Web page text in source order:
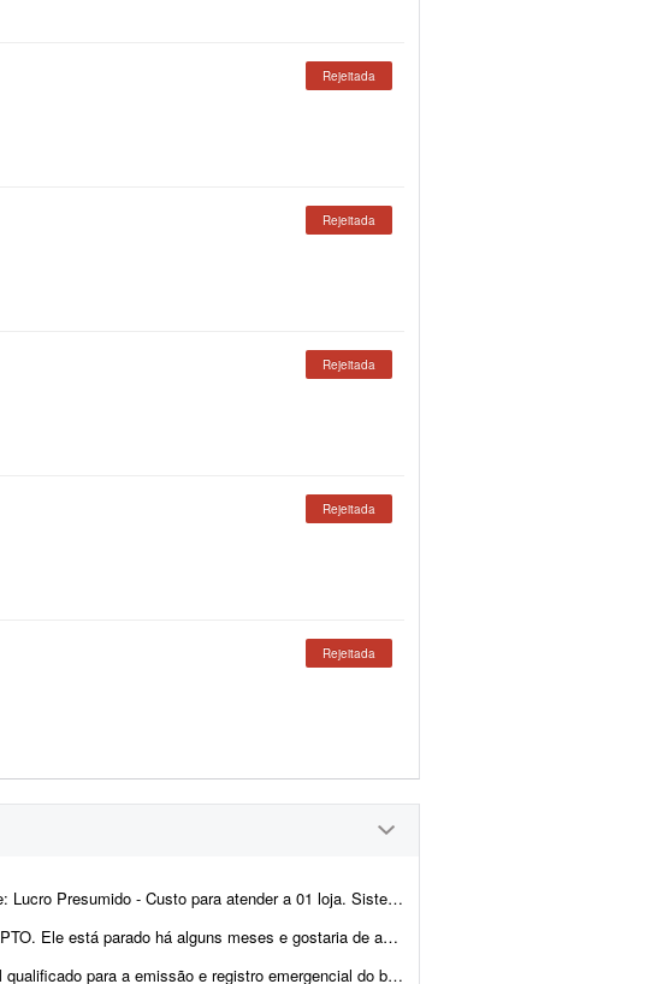
Rejeitada
Rejeitada
Rejeitada
Rejeitada
Rejeitada
a 01 loja. Sistema de retaguarda: Albatros - Contabilidade: SJT. - CNPJ: 03...
meses e gostaria de avaliar se vale a pena regularizá-lo ou encerrá-lo. Além d...
emergencial do balanço patrimonial e da Demonstração do Resultado do Exercício (DRE) refere...